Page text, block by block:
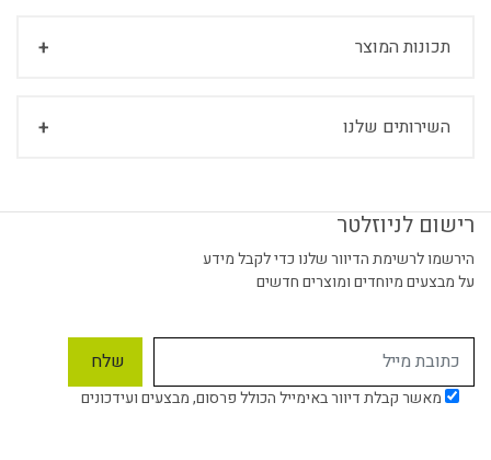
תכונות המוצר
השירותים שלנו
רישום לניוזלטר
הירשמו לרשימת הדיוור שלנו כדי לקבל מידע
על מבצעים מיוחדים ומוצרים חדשים
מאשר קבלת דיוור באימייל הכולל פרסום, מבצעים ועידכונים